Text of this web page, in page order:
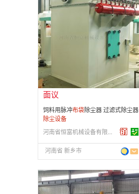
面议
会员注册：
第 3 年
经营模式：
2017-11-03
供应产品：
面议
饲料用脉冲布袋除尘器 过滤式除尘器
除尘设备
河南省恒富机械设备有限公司
河南省 新乡市